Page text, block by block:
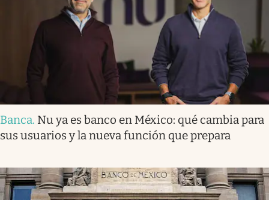
Banca. Nu ya es banco en México: qué cambia para
sus usuarios y la nueva función que prepara